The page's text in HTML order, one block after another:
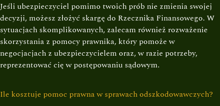
Jeśli ubezpieczyciel pomimo twoich prób nie zmienia swojej
decyzji, możesz złożyć skargę do Rzecznika Finansowego. W
sytuacjach skomplikowanych, zalecam również rozważenie
skorzystania z pomocy prawnika, który pomoże w
negocjacjach z ubezpieczycielem oraz, w razie potrzeby,
reprezentować cię w postępowaniu sądowym.
Ile kosztuje pomoc prawna w sprawach odszkodowawczych?